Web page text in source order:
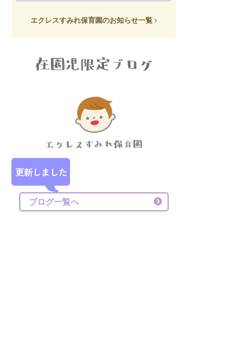
エクレスすみれ保育園のお知らせ一覧
ブログ一覧へ